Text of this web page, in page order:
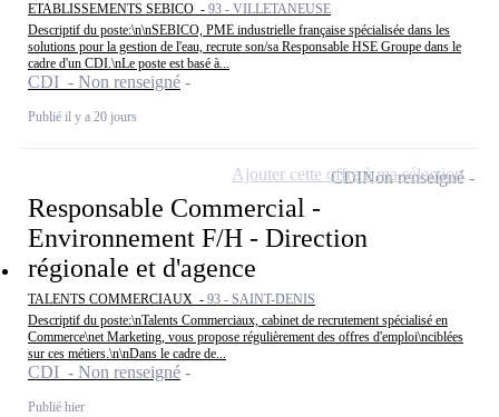
ETABLISSEMENTS SEBICO - 93 - VILLETANEUSE
Descriptif du poste:\n\nSEBICO, PME industrielle française spécialisée dans les
solutions pour la gestion de l'eau, recrute son/sa Responsable HSE Groupe dans le
cadre d'un CDI.\nLe poste est basé à...
CDI - Non renseigné
Publié il y a 20 jours
Responsable Commercial -
Environnement F/H - Direction
régionale et d'agence
TALENTS COMMERCIAUX - 93 - SAINT-DENIS
Descriptif du poste:\nTalents Commerciaux, cabinet de recrutement spécialisé en
Commerce\net Marketing, vous propose régulièrement des offres d'emploi\nciblées
sur ces métiers.\n\nDans le cadre de...
CDI - Non renseigné
Publié hier
CDINon renseigné
Ajouter cette offre à ma sélection